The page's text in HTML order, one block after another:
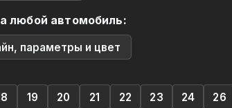
любой автомобиль:
параметры и цвет
19 20 21 22 23 24 26